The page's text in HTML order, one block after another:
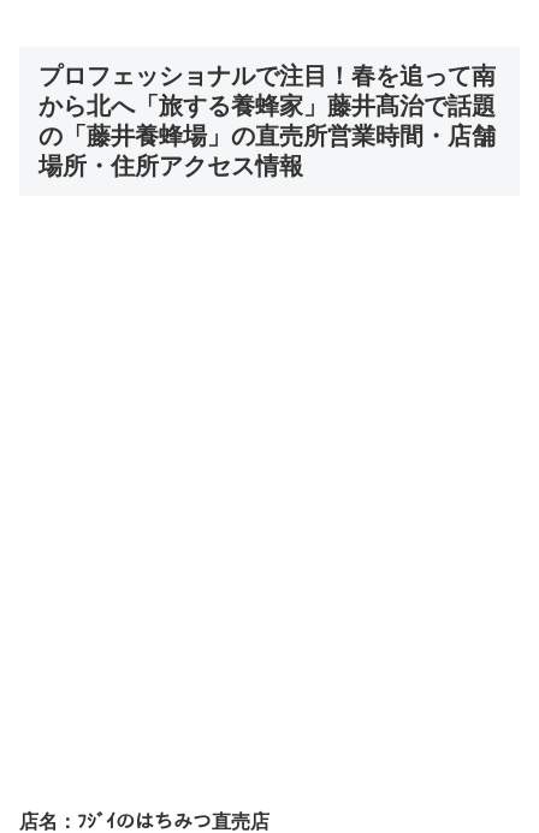
プロフェッショナルで注目！ 春を追って南
から北へ「旅する養蜂家」藤井髙治で話題
の「藤井養蜂場」の直売所営業時間・店舗
場所・住所アクセス情報
店名：ﾌｼﾞｲのはちみつ直売店